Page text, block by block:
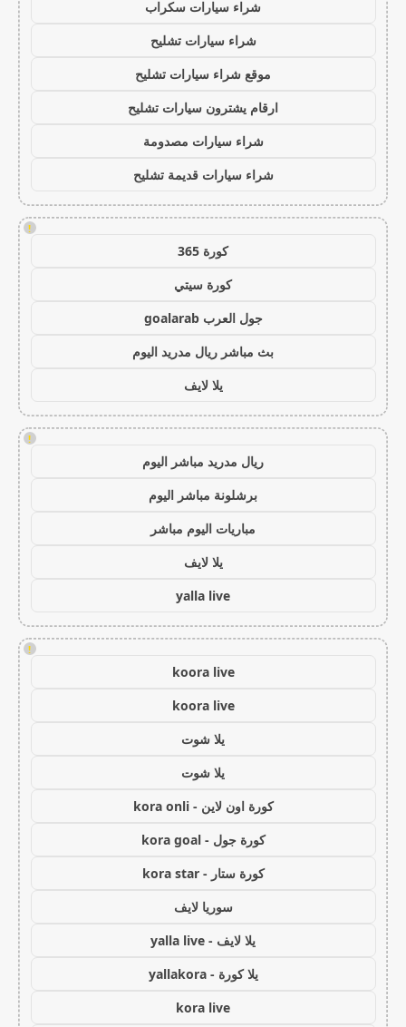
شراء سيارات سكراب
شراء سيارات تشليح
موقع شراء سيارات تشليح
ارقام يشترون سيارات تشليح
شراء سيارات مصدومة
شراء سيارات قديمة تشليح
!
كورة 365
كورة سيتي
جول العرب goalarab
بث مباشر ريال مدريد اليوم
يلا لايف
!
ريال مدريد مباشر اليوم
برشلونة مباشر اليوم
مباريات اليوم مباشر
يلا لايف
yalla live
!
koora live
koora live
يلا شوت
يلا شوت
كورة اون لاين - kora onli
كورة جول - kora goal
كورة ستار - kora star
سوريا لايف
يلا لايف - yalla live
يلا كورة - yallakora
kora live